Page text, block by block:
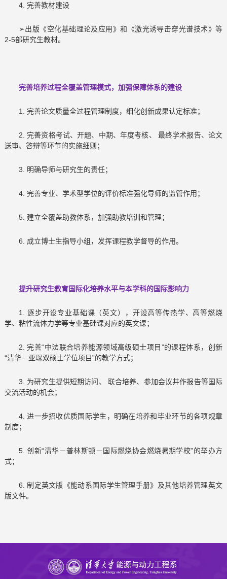
4. 完善教材建设
➢出版《空化基础理论及应用》和《激光诱导击穿光谱技术》等
2-5部研究生教材。
完善培养过程全覆盖管理模式，加强保障体系的建设
1. 完善论文质量全过程管理制度，细化创新成果认定标准；
2. 完善资格考试、开题、中期、年度考核、 最终学术报告、论文
送审、答辩等环节的实施细则；
3. 明确导师与研究生的责任；
4. 完善专业、学术型学位的评价标准强化导师的监管作用；
5. 建立全覆盖助教体系，加强助教培训和管理；
6. 成立博士生指导小组，发挥课程教学督导的作用。
提升研究生教育国际化培养水平与本学科的国际影响力
1. 逐步开设专业基础课（英文），开设高等传热学、高等燃烧
学、粘性流体力学等专业基础课对应的英文课；
2. 完善“中法联合培养能源领域高级硕士项目”的课程体系，创新
“清华－亚琛双硕士学位项目”的教学方式；
3. 为研究生提供短期访问、 联合培养、参加会议井作报告等国际
交流活动的机会；
4. 进一步招收优质国际学生，明确在培养和毕业环节的各项规章
制度；
5. 创新“清华－普林斯顿－国际燃烧协会燃烧暑期学校”的举办方
式；
6. 制定英文版《能动系国际学生管理手册》及其他培养管理英文
版文件。